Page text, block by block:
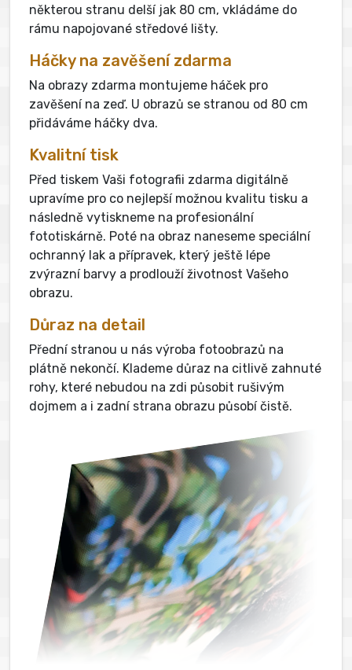
některou stranu delší jak 80 cm, vkládáme do
rámu napojované středové lišty.
Háčky na zavěšení zdarma
Na obrazy zdarma montujeme háček pro
zavěšení na zeď. U obrazů se stranou od 80 cm
přidáváme háčky dva.
Kvalitní tisk
Před tiskem Vaši fotografii zdarma digitálně
upravíme pro co nejlepší možnou kvalitu tisku a
následně vytiskneme na profesionální
fototiskárně. Poté na obraz naneseme speciální
ochranný lak a přípravek, který ještě lépe
zvýrazní barvy a prodlouží životnost Vašeho
obrazu.
Důraz na detail
Přední stranou u nás výroba fotoobrazů na
plátně nekončí. Klademe důraz na citlivě zahnuté
rohy, které nebudou na zdi působit rušivým
dojmem a i zadní strana obrazu působí čistě.